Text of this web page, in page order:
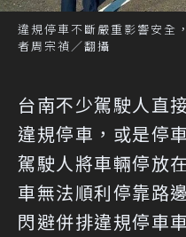
違規停車不斷嚴重影響安全
者周宗禎／翻攝
台南不少駕駛人直
違規停車，或是停
駕駛人將車輛停放
車無法順利停靠路
閃避併排違規停車